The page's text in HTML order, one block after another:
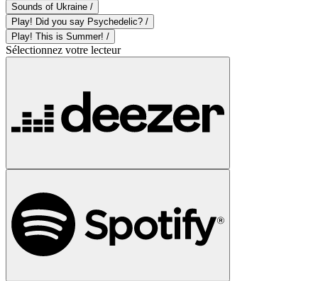
Sounds of Ukraine /
Play! Did you say Psychedelic? /
Play! This is Summer! /
Sélectionnez votre lecteur